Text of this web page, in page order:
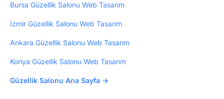
Bursa Güzellik Salonu Web Tasarım
İzmir Güzellik Salonu Web Tasarım
Ankara Güzellik Salonu Web Tasarım
Konya Güzellik Salonu Web Tasarım
Güzellik Salonu Ana Sayfa →